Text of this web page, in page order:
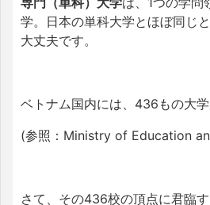
学。日本の単科大学とほぼ同じ
大丈夫です。
ベトナム国内には、436もの大学
(参照：Ministry of Education
さて、その436校の頂点に君臨